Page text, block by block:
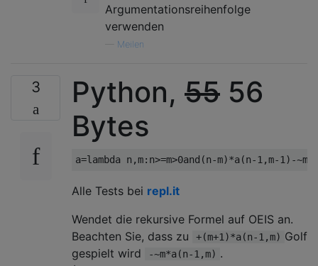
Argumentationsreihenfolge
verwenden
Meilen
3 Python, 55 56
Bytes
a=lambda n ,m: n>=m>0and (n-m)*a(n-1 ,m-1 )-~m
Alle Tests bei repl.it
Wendet die rekursive Formel auf OEIS an.
Beachten Sie, dass zu
+(m+1)*a(n-1,m) Golf
gespielt wird
-~m*a(n-1,m) .